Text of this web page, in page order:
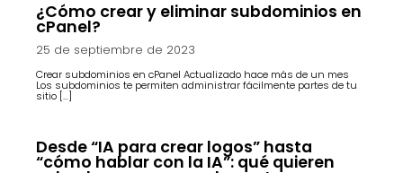
¿Cómo crear y eliminar subdominios en
cPanel?
25 de septiembre de 2023
Crear subdominios en cPanel Actualizado hace más de un mes
Los subdominios te permiten administrar fácilmente partes de tu
sitio […]
Desde “IA para crear logos” hasta
“cómo hablar con la IA”: qué quieren